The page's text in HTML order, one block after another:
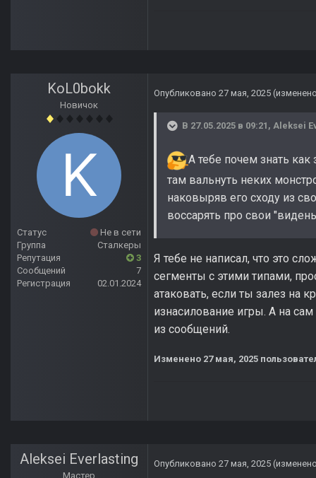
KoL0bokk
Новичок
Статус
Не в сети
Группа
Сталкеры
Репутация
3
Сообщений
7
Регистрация
02.01.2024
Опубликовано 27 мая, 2025
В 27.05.2025 в 09:21, Aleksei
А тебе почем знать
там вальнуть неких
наковыряв его сходу из
воссарять про свои
Я тебе не написал, что это
сегменты с этими типами,
атаковать, если ты залез на
изнасилование игры. А на
из сообщений.
Изменено 27 мая, 2025
Aleksei Everlasting
Мастер
Опубликовано 27 мая, 2025